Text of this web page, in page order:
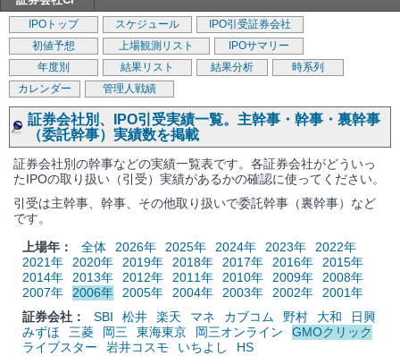
IPOトップ スケジュール
IPO引受証券会社
初値予想
上場観測リスト
IPOサマリー
年度別
結果リスト 結果分析
時系列
カレンダー
管理人戦績
証券会社別、IPO引受実績一覧。主幹事・幹事・裏幹事
（委託幹事）実績数を掲載
証券会社別の幹事などの実績一覧表です。各証券会社がどういっ
たIPOの取り扱い（引受）実績があるかの確認に使ってください。
引受は主幹事、幹事、その他取り扱いで委託幹事（裏幹事）など
です。
上場年：
全体 2026年 2025年 2024年 2023年
2022年
2021年
2020年 2019年 2018年 2017年 2016年
2015年
2014年
2013年 2012年 2011年 2010年 2009年
2008年
2007年
2006年 2005年 2004年 2003年 2002年
2001年
証券会社：
SBI 松井 楽天 マネ カブコム 野村 大和
日興
みずほ
三菱 岡三 東海東京 岡三オンライン
GMOクリック
ライブスター
岩井コスモ いちよし
HS